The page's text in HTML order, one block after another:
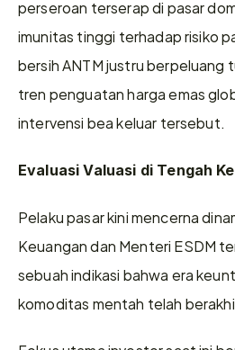
perseroan terserap di pasar
imunitas tinggi terhadap risiko
bersih ANTM justru berpeluang
tren penguatan harga emas
intervensi bea keluar tersebut.
Evaluasi Valuasi di Tengah
Pelaku pasar kini mencerna
Keuangan dan Menteri ESDM
sebuah indikasi bahwa era
komoditas mentah telah